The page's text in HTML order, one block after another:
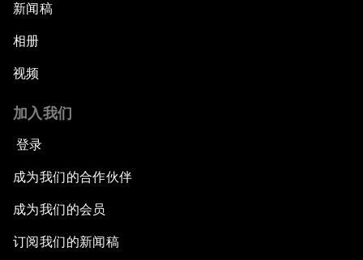
新闻稿
相册
视频
加入我们
登录
成为我们的合作伙伴
成为我们的会员
订阅我们的新闻稿